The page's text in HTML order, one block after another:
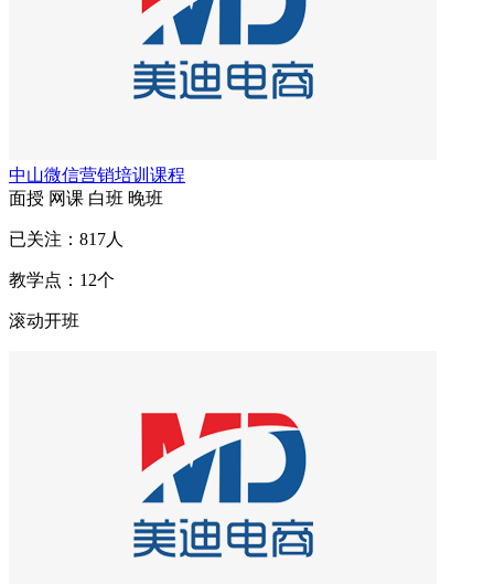
中山微信营销培训课程
面授 网课 白班 晚班
已关注： 817人
教学点： 12个
滚动开班